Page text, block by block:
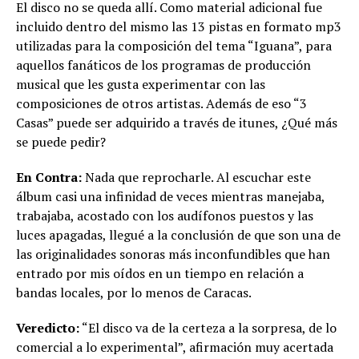
El disco no se queda allí. Como material adicional fue
incluido dentro del mismo las 13 pistas en formato mp3
utilizadas para la composición del tema “Iguana”, para
aquellos fanáticos de los programas de producción
musical que les gusta experimentar con las
composiciones de otros artistas. Además de eso “3
Casas” puede ser adquirido a través de itunes, ¿Qué más
se puede pedir?
En Contra:Nada que reprocharle. Al escuchar este
álbum casi una infinidad de veces mientras manejaba,
trabajaba, acostado con los audífonos puestos y las
luces apagadas, llegué a la conclusión de que son una de
las originalidades sonoras más inconfundibles que han
entrado por mis oídos en un tiempo en relación a
bandas locales, por lo menos de Caracas.
Veredicto:“El disco va de la certeza a la sorpresa, de lo
comercial a lo experimental”, afirmación muy acertada